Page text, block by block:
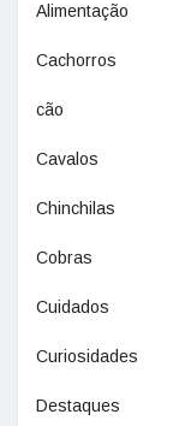
Alimentação
Cachorros
cão
Cavalos
Chinchilas
Cobras
Cuidados
Curiosidades
Destaques